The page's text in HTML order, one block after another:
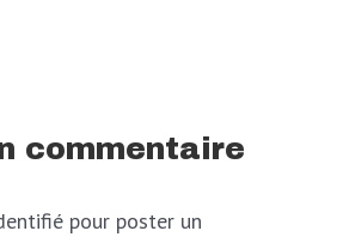
commentaire
pour poster un